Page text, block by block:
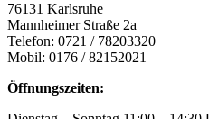
76131 Karlsruhe
Mannheimer Straße 2a
Telefon: 0721 / 78203320
Mobil: 0176 / 82152021
Öffnungszeiten: